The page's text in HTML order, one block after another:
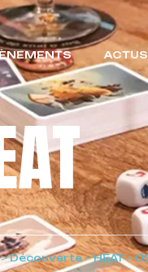
ACTUS
Découverte – HEAT –